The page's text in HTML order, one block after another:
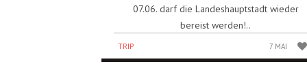
07.06. darf die Landeshauptstadt wieder
bereist werden!..
TRIP 7 MAI